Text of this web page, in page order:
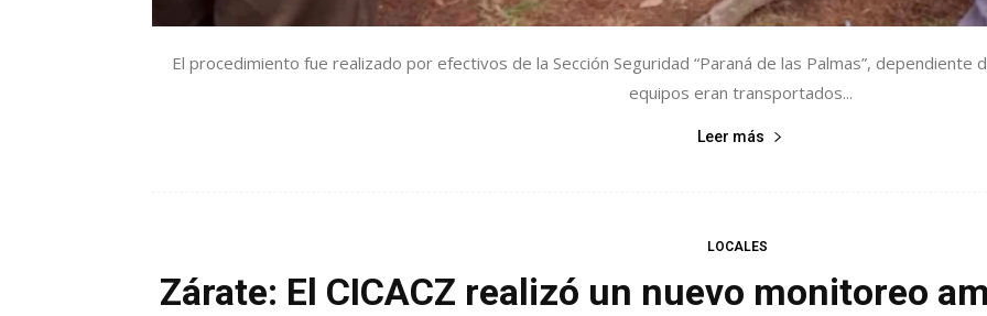
El procedimiento fue realizado por efectivos de la Sección Seguridad “Paraná de las Palmas”, dependiente
equipos eran transportados...
Leer más
LOCALES
Zárate: El CICACZ realizó un nuevo monitoreo